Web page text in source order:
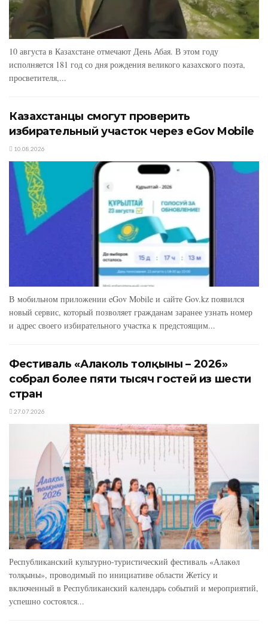
10 августа в Казахстане отмечают День Абая. В этом году
исполняется 181 год со дня рождения великого казахского поэта,
просветителя,...
Казахстанцы смогут проверить
избирательный участок через eGov Mobile
10.08.2026
В мобильном приложении eGov Mobile и сайте Gov.kz появился
новый сервис, который позволяет гражданам заранее узнать номер
и адрес своего избирательного участка к предстоящим...
Фестиваль «Алаколь толқыны – 2026»
собрал более пяти тысяч гостей из шести
стран
27.07.2026
Республиканский культурно-туристический фестиваль «Алакөл
толқыны», проводимый по инициативе области Жетісу и
включенный в Республиканский календарь событий и мероприятий,
успешно состоялся...